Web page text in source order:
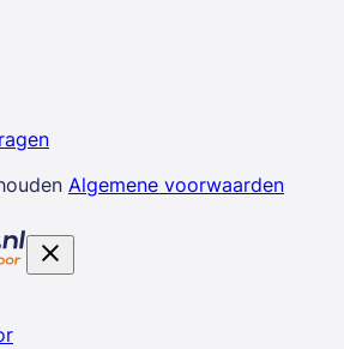
Algemene voorwaarden